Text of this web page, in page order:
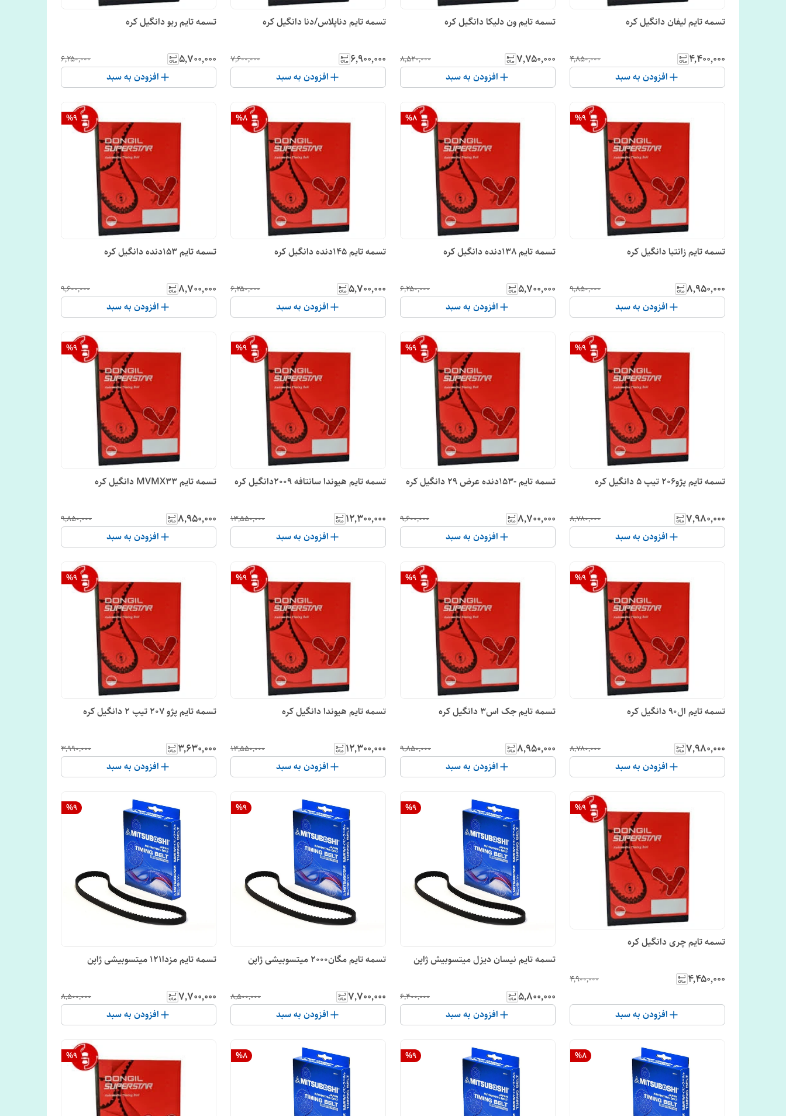
تسمه تایم لیفان دانگیل کره
۴٬۴۰۰٬۰۰۰ ۴٬۸۵۰٬۰۰۰
افزودن به سبد
تسمه تایم ون دلیکا دانگیل کره
۷٬۷۵۰٬۰۰۰ ۸٬۵۲۰٬۰۰۰
افزودن به سبد
تسمه تایم دناپلاس/دنا دانگیل کره
۶٬۹۰۰٬۰۰۰ ۷٬۶۰۰٬۰۰۰
افزودن به سبد
تسمه تایم ریو دانگیل کره
۵٬۷۰۰٬۰۰۰ ۶٬۲۵۰٬۰۰۰
افزودن به سبد
%9
تسمه تایم زانتیا دانگیل کره
۸٬۹۵۰٬۰۰۰ ۹٬۸۵۰٬۰۰۰
افزودن به سبد
%8
تسمه تایم 138دنده دانگیل کره
۵٬۷۰۰٬۰۰۰ ۶٬۲۵۰٬۰۰۰
افزودن به سبد
%8
تسمه تایم 145دنده دانگیل کره
۵٬۷۰۰٬۰۰۰ ۶٬۲۵۰٬۰۰۰
افزودن به سبد
%9
تسمه تایم 153دنده دانگیل کره
۸٬۷۰۰٬۰۰۰ ۹٬۶۰۰٬۰۰۰
افزودن به سبد
%9
تسمه تایم پژو206 تیپ 5 دانگیل کره
۷٬۹۸۰٬۰۰۰ ۸٬۷۸۰٬۰۰۰
افزودن به سبد
%9
تسمه تایم -153دنده عرض 29 دانگیل کره
۸٬۷۰۰٬۰۰۰ ۹٬۶۰۰٬۰۰۰
افزودن به سبد
%9
تسمه تایم هیوندا سانتافه 2009دانگیل کره
۱۲٬۳۰۰٬۰۰۰ ۱۳٬۵۵۰٬۰۰۰
افزودن به سبد
%9
تسمه تایم MVMX33 دانگیل کره
۸٬۹۵۰٬۰۰۰ ۹٬۸۵۰٬۰۰۰
افزودن به سبد
%9
تسمه تایم ال90 دانگیل کره
۷٬۹۸۰٬۰۰۰ ۸٬۷۸۰٬۰۰۰
افزودن به سبد
%9
تسمه تایم جک اس3 دانگیل کره
۸٬۹۵۰٬۰۰۰ ۹٬۸۵۰٬۰۰۰
افزودن به سبد
%9
تسمه تایم هیوندا دانگیل کره
۱۲٬۳۰۰٬۰۰۰ ۱۳٬۵۵۰٬۰۰۰
افزودن به سبد
%9
تسمه تایم پژو 207 تیپ 2 دانگیل کره
۳٬۶۳۰٬۰۰۰ ۳٬۹۹۰٬۰۰۰
افزودن به سبد
%9
تسمه تایم چری دانگیل کره
۴٬۴۵۰٬۰۰۰ ۴٬۹۰۰٬۰۰۰
افزودن به سبد
%9
تسمه تایم نیسان دیزل میتسوبیش ژاپن
۵٬۸۰۰٬۰۰۰ ۶٬۴۰۰٬۰۰۰
افزودن به سبد
%9
تسمه تایم مگان2000 میتسوبیشی ژاپن
۷٬۷۰۰٬۰۰۰ ۸٬۵۰۰٬۰۰۰
افزودن به سبد
%9
تسمه تایم مزدا121 میتسوبیشی ژاپن
۷٬۷۰۰٬۰۰۰ ۸٬۵۰۰٬۰۰۰
افزودن به سبد
%8
%9
%8
%9